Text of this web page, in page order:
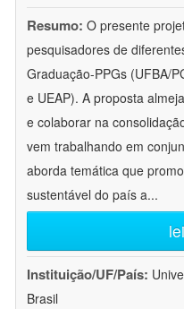
Resumo: O presente
pesquisadores de
Graduação-PPGs (UFBA/
e UEAP). A proposta
e colaborar na
vem trabalhando em
aborda temática que
sustentável do país a...
Instituição/UF/País:
Brasil